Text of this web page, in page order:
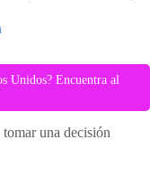
Unidos? Encuentra al
una decisión